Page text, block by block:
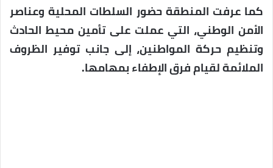
كما عرفت المنطقة حضور السلطات المحلية وعناصر
الأمن الوطني، التي عملت على تأمين محيط الحادث
وتنظيم حركة المواطنين، إلى جانب توفير الظروف
الملائمة لقيام فرق الإطفاء بمهامها.